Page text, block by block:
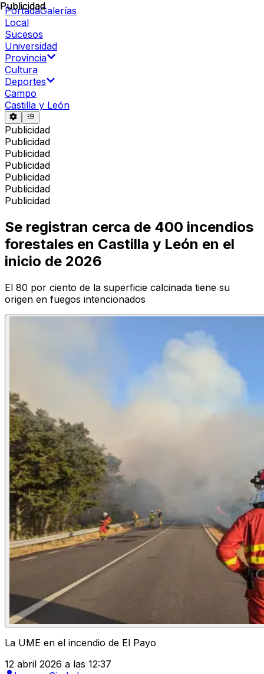
PortadaGalerías
Local
Sucesos
Universidad
Provincia
Cultura
Deportes
Campo
Castilla y León
Publicidad
Publicidad
Publicidad
Publicidad
Publicidad
Publicidad
Publicidad
Publicidad
Se registran cerca de 400 incendios
forestales en Castilla y León en el
inicio de 2026
El 80 por ciento de la superficie calcinada tiene su
origen en fuegos intencionados
La UME en el incendio de El Payo
12 abril 2026 a las 12:37
Publicidad